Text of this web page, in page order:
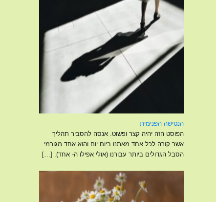
הנטישה הפנימית
הפוסט הזה יהיה קצר ופשוט. אנסה להסביר תהליך
אשר קורה לכל אחד מאתנו ביום יום והוא אחד מגורמי
הסבל הגדולים ביותר עבורנו (אולי אפילו ה- אחד). […]